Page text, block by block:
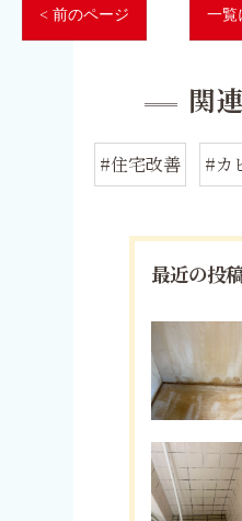
< 前のページ 一覧
関
#住宅改善 #カ
最近の投